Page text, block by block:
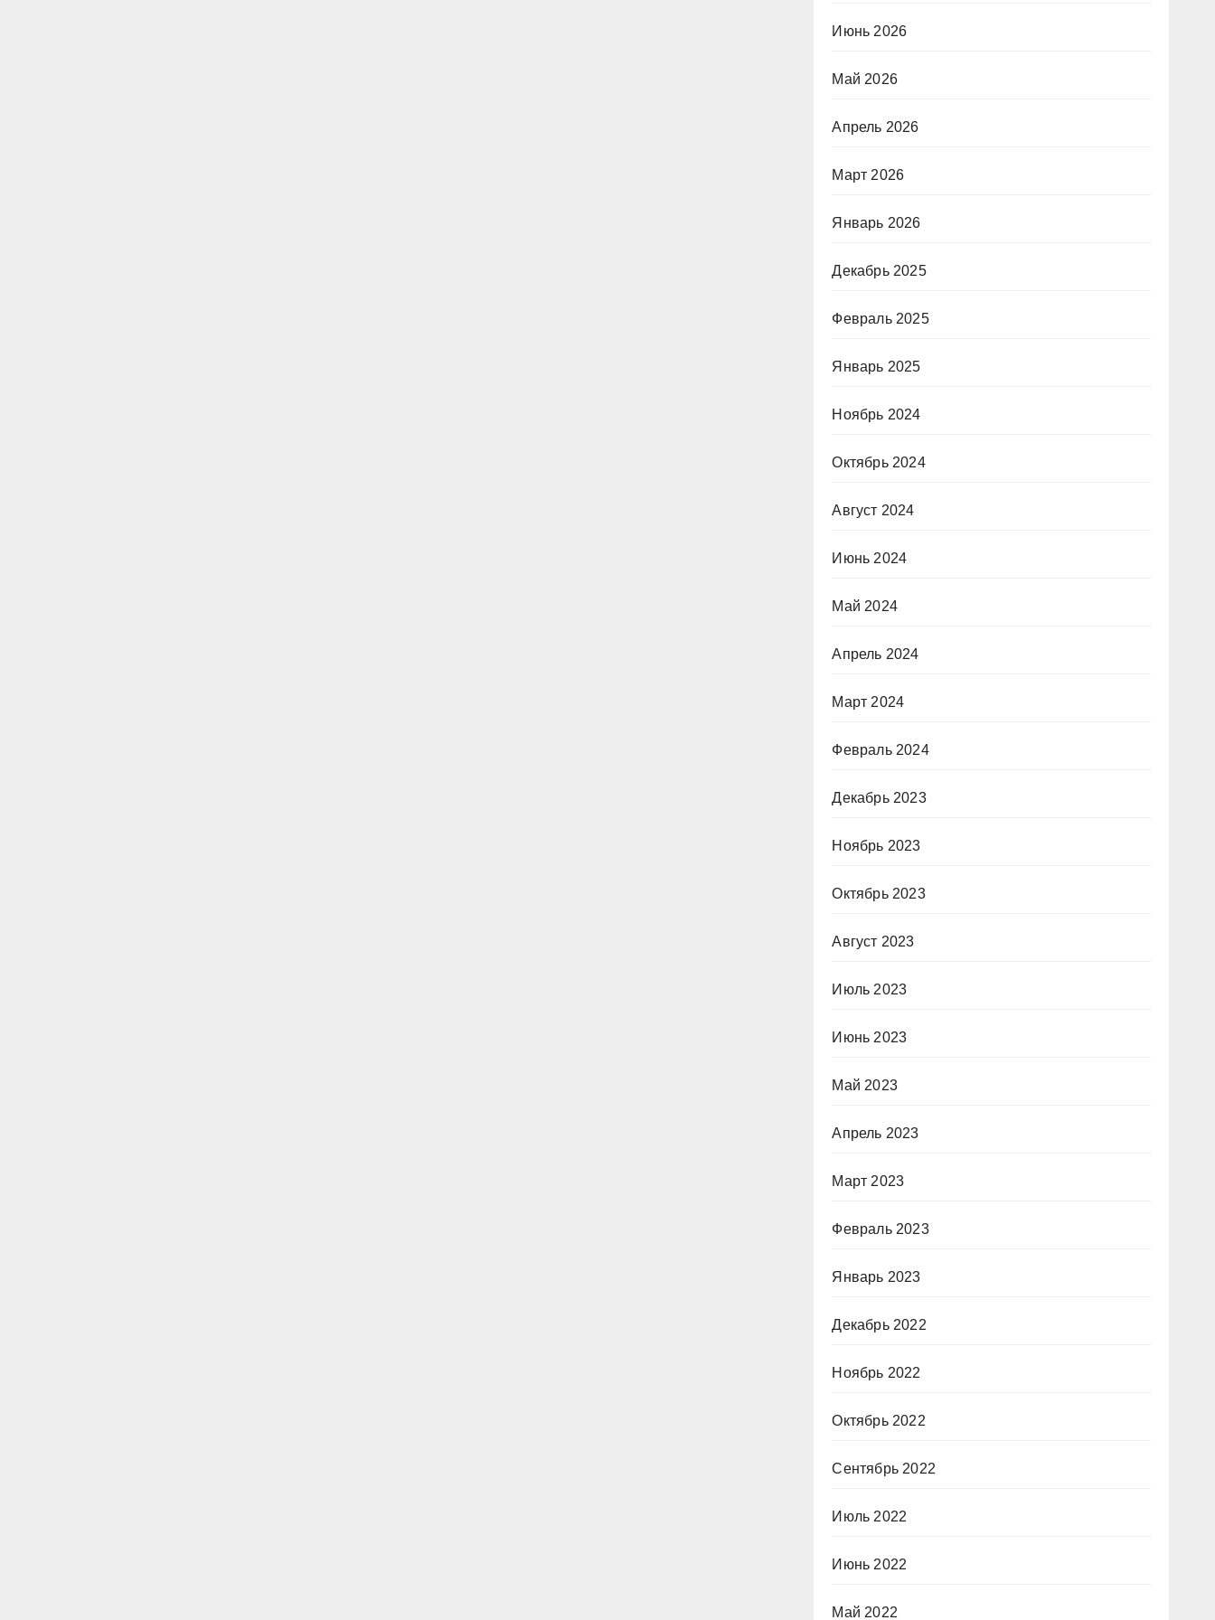
Июнь 2026
Май 2026
Апрель 2026
Март 2026
Январь 2026
Декабрь 2025
Февраль 2025
Январь 2025
Ноябрь 2024
Октябрь 2024
Август 2024
Июнь 2024
Май 2024
Апрель 2024
Март 2024
Февраль 2024
Декабрь 2023
Ноябрь 2023
Октябрь 2023
Август 2023
Июль 2023
Июнь 2023
Май 2023
Апрель 2023
Март 2023
Февраль 2023
Январь 2023
Декабрь 2022
Ноябрь 2022
Октябрь 2022
Сентябрь 2022
Июль 2022
Июнь 2022
Май 2022